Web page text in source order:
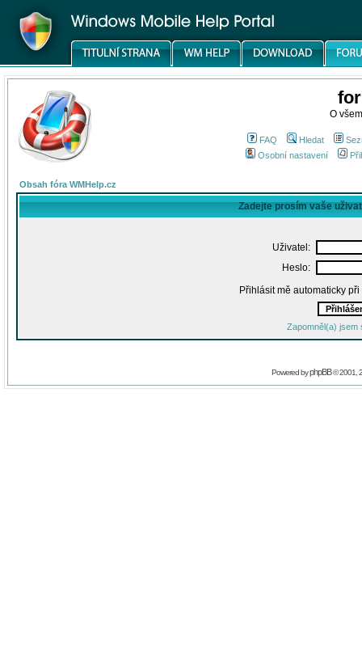
O
FAQ Hledat
Osobní nastavení
Obsah fóra WMHelp.cz
Zadejte prosím vaše
Uživatel:
Heslo:
Přihlásit mě automaticky
Zapomněl(a) jsem
Powered byphpBB© 2001,